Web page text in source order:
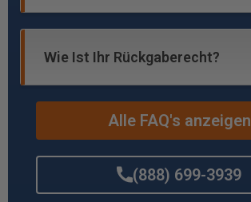
Wie Ist Ihr Rückgaberecht?
Alle FAQ's anzeigen
(888) 699-3939